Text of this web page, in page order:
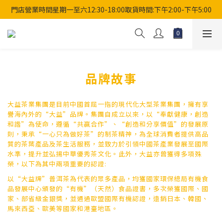
門店營業時間星期一至六12:30-18:00取貨時間:下午2:00-下午5:00
品牌故事
大益茶業集團是目前中國首屈一指的現代化大型茶業集團，擁有享
譽海內外的“大益”品牌。集團自成立以來，以“奉獻健康，創造
和諧”為使命，遵循“共贏合作”、“創造和分享價值”的發展原
則，秉承“一心只為做好茶”的制茶精神，為全球消費者提供高品
質的茶葉產品及茶生活服務，並致力於引領中國茶產業發展至國際
水準，提升並弘揚中華優秀茶文化。此外，大益亦曾獲得多項殊
榮，以下為其中兩項重要的認證:
以“大益牌”普洱茶為代表的眾多產品，均獲國家環保總局有機食
品發展中心頒發的“有機”（天然）食品證書，多次榮獲國際、國
家、部省級金銀獎，並通過歐盟國際有機認證，遠銷日本、韓國、
馬來西亞、歐美等國家和港臺地區。